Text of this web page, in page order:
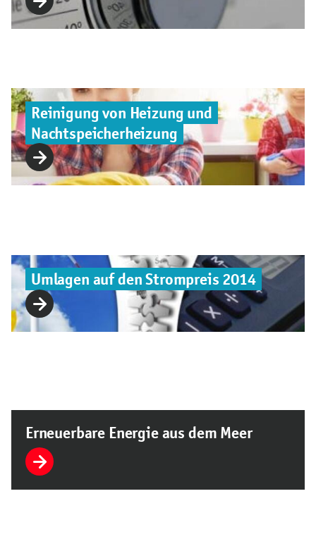
Reinigung von Heizung und
Nachtspeicherheizung
Umlagen auf den Strompreis 2014
Erneuerbare Energie aus dem Meer